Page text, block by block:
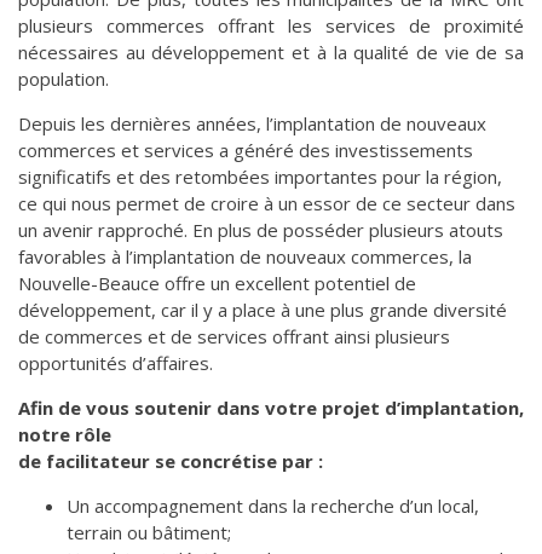
plusieurs commerces offrant les services de proximité
nécessaires au développement et à la qualité de vie de sa
population.
Depuis les dernières années, l’implantation de nouveaux
commerces et services a généré des investissements
significatifs et des retombées importantes pour la région,
ce qui nous permet de croire à un essor de ce secteur dans
un avenir rapproché. En plus de posséder plusieurs atouts
favorables à l’implantation de nouveaux commerces, la
Nouvelle-Beauce offre un excellent potentiel de
développement, car il y a place à une plus grande diversité
de commerces et de services offrant ainsi plusieurs
opportunités d’affaires.
Afin de vous soutenir dans votre projet d’implantation,
notre rôle
de facilitateur se concrétise par :
Un accompagnement dans la recherche d’un local,
terrain ou bâtiment;